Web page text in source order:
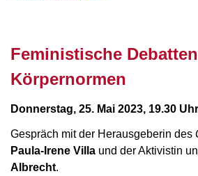
Feministische
Körpernormen
Donnerstag, 25. Mai 2023, 19.30 Uhr
Gespräch mit der Herausgeberin des
Paula-Irene Villa und der Aktivistin
Albrecht.